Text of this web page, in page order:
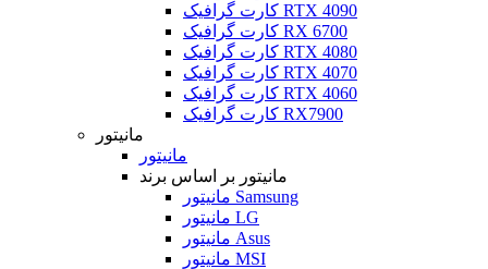
کارت گرافیک RTX 4090
کارت گرافیک RX 6700
کارت گرافیک RTX 4080
کارت گرافیک RTX 4070
کارت گرافیک RTX 4060
کارت گرافیک RX7900
مانیتور
مانیتور
مانیتور بر اساس برند
مانیتور Samsung
مانیتور LG
مانیتور Asus
مانیتور MSI